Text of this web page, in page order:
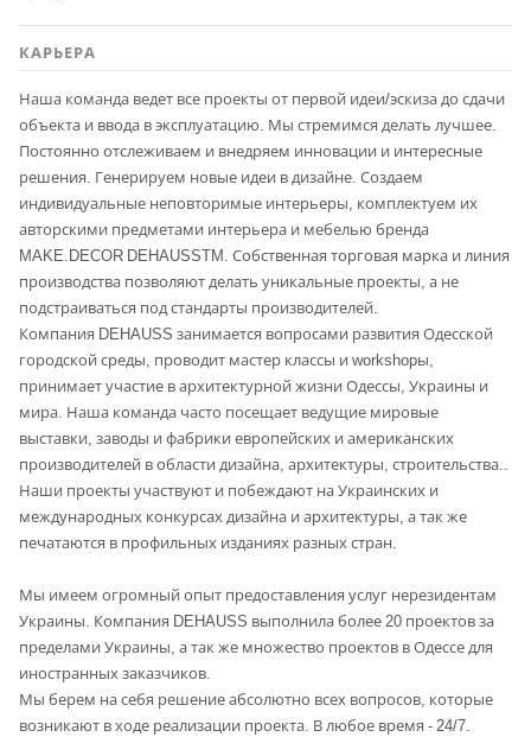
КАРЬЕРА
Наша команда ведет все проекты от первой идеи/эскиза до сдачи
объекта и ввода в эксплуатацию. Мы стремимся делать лучшее.
Постоянно отслеживаем и внедряем инновации и интересные
решения. Генерируем новые идеи в дизайне. Создаем
индивидуальные неповторимые интерьеры, комплектуем их
авторскими предметами интерьера и мебелью бренда
MAKE.DECOR DEHAUSSTM. Собственная торговая марка и линия
производства позволяют делать уникальные проекты, а не
подстраиваться под стандарты производителей.
Компания DEHAUSS занимается вопросами развития Одесской
городской среды, проводит мастер классы и workshopы,
принимает участие в архитектурной жизни Одессы, Украины и
мира. Наша команда часто посещает ведущие мировые
выставки, заводы и фабрики европейских и американских
производителей в области дизайна, архитектуры, строительства..
Наши проекты участвуют и побеждают на Украинских и
международных конкурсах дизайна и архитектуры, а так же
печатаются в профильных изданиях разных стран.
Мы имеем огромный опыт предоставления услуг нерезидентам
Украины. Компания DEHAUSS выполнила более 20 проектов за
пределами Украины, а так же множество проектов в Одессе для
иностранных заказчиков.
Мы берем на себя решение абсолютно всех вопросов, которые
возникают в ходе реализации проекта. В любое время - 24/7.